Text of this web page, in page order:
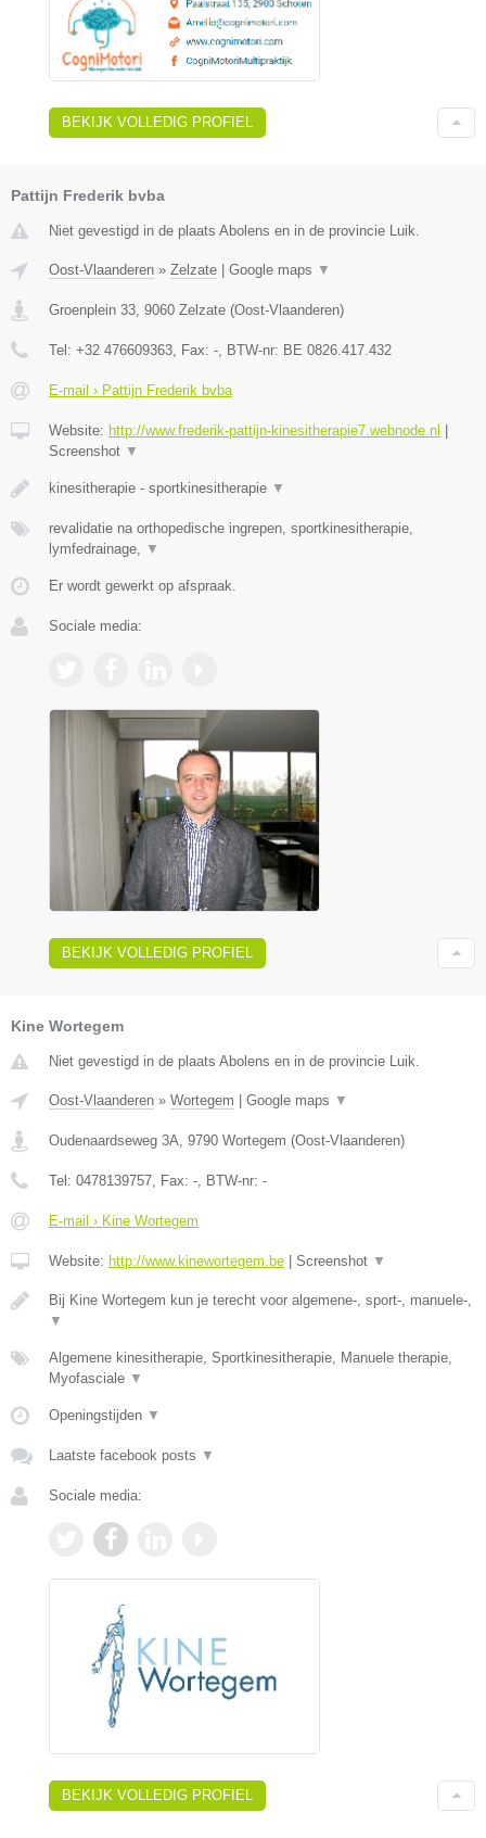
BEKIJK VOLLEDIG PROFIEL
Pattijn Frederik bvba
Niet gevestigd in de plaats Abolens en in de provincie Luik.
Oost-Vlaanderen » Zelzate Google maps ▼
Groenplein 33 9060 Zelzate (Oost-Vlaanderen)
Tel: +32 476609363 , Fax: - , BTW-nr: BE 0826.417.432
E-mail › Pattijn Frederik bvba
Website: http://www.frederik-pattijn-kinesitherapie7.webnode.nl
Screenshot ▼
kinesitherapie - sportkinesitherapie ▼
revalidatie na orthopedische ingrepen, sportkinesitherapie,
lymfedrainage,
▼
Er wordt gewerkt op afspraak.
Sociale media:
BEKIJK VOLLEDIG PROFIEL
Kine Wortegem
Niet gevestigd in de plaats Abolens en in de provincie Luik.
Oost-Vlaanderen » Wortegem Google maps ▼
Oudenaardseweg 3A, 9790 Wortegem (Oost-Vlaanderen)
Tel: 0478139757, Fax: -, BTW-nr: -
E-mail › Kine Wortegem
Website: http://www.kinewortegem.be Screenshot ▼
Bij Kine Wortegem kun je terecht voor algemene-, sport-, manuele-,
▼
Algemene kinesitherapie, Sportkinesitherapie, Manuele therapie,
Myofasciale ▼
Openingstijden ▼
Laatste facebook posts ▼
Sociale media:
BEKIJK VOLLEDIG PROFIEL